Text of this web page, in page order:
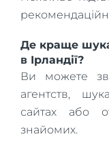
Де краще
в Ірландії?
Ви можете
агентств,
сайтах або
знайомих.